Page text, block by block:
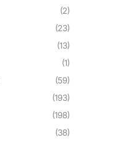
(2)
(23)
(13)
(1)
(59)
(193)
(198)
(38)